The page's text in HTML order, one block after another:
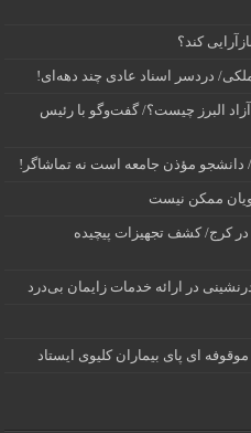
کند؟
دردسر اسناد عادی چند‌ دهه‌ای!
البرز چیست؟/ گفت‌وگو با رئیس
مؤذن جامعه است نه تماشاگر!
ممکن نیست
کرج/‌ کشف تجهیزات پیچیده
ای پای بیماران کلیوی ایستاد